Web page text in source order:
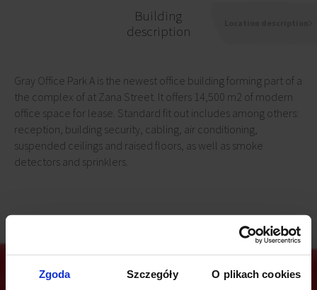
Zgoda Szczegóły O plikach cookies
Building
description
Gray Office Park A is the newest office building forming part of a
the complex of at Zana Street. It offers 14,500 m2 of modern
office space for lease. Standard fit out includes among others:
reception, building security, cabling, air conditioning,
suspended ceilings and raised floors, as well as smoke
detectors and sprinklers.